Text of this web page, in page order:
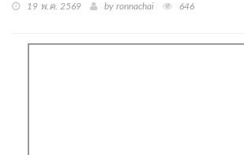
19 พ.ค. 2569 by ronnachai 646